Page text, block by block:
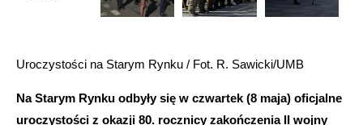
Uroczystości na Starym Rynku / Fot. R. Sawicki/UMB
Na Starym Rynku odbyły się w czwartek (8 maja) oficjalne
uroczystości z okazji 80. rocznicy zakończenia II wojny